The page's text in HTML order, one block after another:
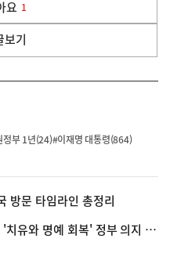
요 1
보기
정부 1년(24)#이재명 대통령(864)
방문 타임라인 총정리
와 명예 회복' 정부 의지 전달